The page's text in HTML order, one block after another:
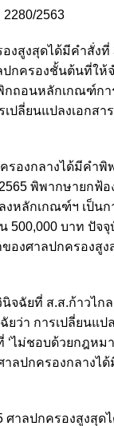
2563
งสูงสุดได้มีคำสั่งที่
ปกครองชั้นต้นที่ให้
กถอนหลักเกณฑ์ก
เปลี่ยนแปลงเอกสา
รองกลางได้มีคำพิ
พิพากษายกฟ้
งหลักเกณฑ์ฯ เป็นก
น 500,000 บาท ปัจ
องศาลปกครองสูง
นิจฉัยที่ ส.ส.ก้าวไก
ยว่า การเปลี่ยนแ
‘ไม่ชอบด้วยกฎหม
ลปกครองกลางไ
ศาลปกครองสูงสุ